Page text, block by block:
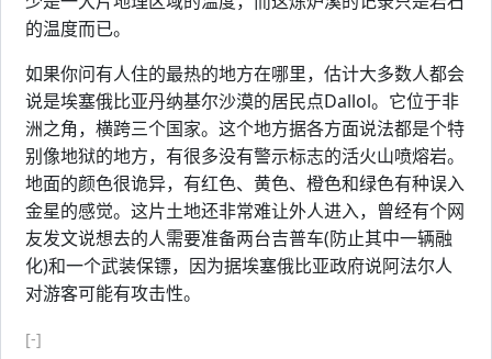
的温度而已。
如果你问有人住的最热的地方在哪里，估计大多数人都会
说是埃塞俄比亚丹纳基尔沙漠的居民点Dallol。它位于非
洲之角，横跨三个国家。这个地方据各方面说法都是个特
别像地狱的地方，有很多没有警示标志的活火山喷熔岩。
地面的颜色很诡异，有红色、黄色、橙色和绿色有种误入
金星的感觉。这片土地还非常难让外人进入，曾经有个网
友发文说想去的人需要准备两台吉普车(防止其中一辆融
化)和一个武装保镖，因为据埃塞俄比亚政府说阿法尔人
对游客可能有攻击性。
[-]